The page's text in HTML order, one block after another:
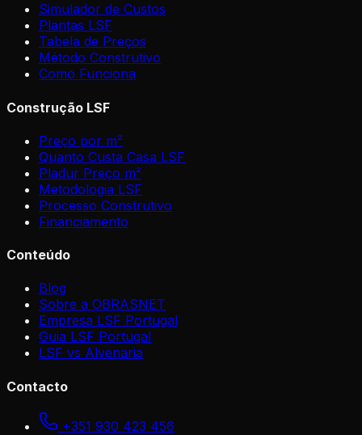
Simulador de Custos
Plantas LSF
Tabela de Preços
Método Construtivo
Como Funciona
Construção LSF
Preço por m²
Quanto Custa Casa LSF
Pladur Preço m²
Metodologia LSF
Processo Construtivo
Financiamento
Conteúdo
Blog
Sobre a OBRASNET
Empresa LSF Portugal
Guia LSF Portugal
LSF vs Alvenaria
Contacto
+351 930 423 456